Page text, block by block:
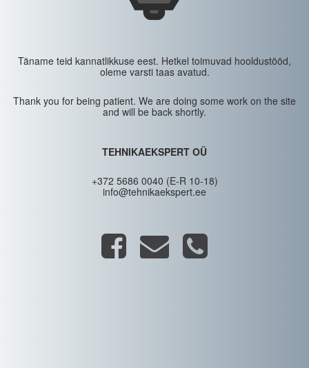
Täname teid kannatlikkuse eest. Hetkel toimuvad hooldustööd,
oleme varsti taas avatud.
Thank you for being patient. We are doing some work on the site
and will be back shortly.
TEHNIKAEKSPERT OÜ
+372 5686 0040 (E-R 10-18)
info@tehnikaekspert.ee